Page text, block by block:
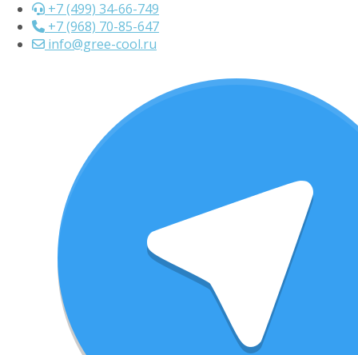
+7 (499) 34-66-749
+7 (968) 70-85-647
info@gree-cool.ru